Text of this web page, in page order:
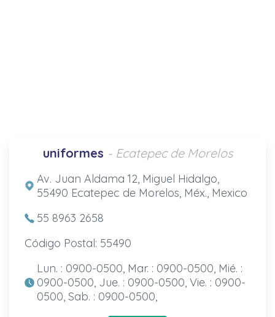
uniformes - Ecatepec de Morelos
Av. Juan Aldama 12, Miguel Hidalgo,
55490 Ecatepec de Morelos, Méx., Mexico
55 8963 2658
Código Postal: 55490
Lun. : 0900-0500, Mar. : 0900-0500, Mié. :
0900-0500, Jue. : 0900-0500, Vie. : 0900-
0500, Sab. : 0900-0500,